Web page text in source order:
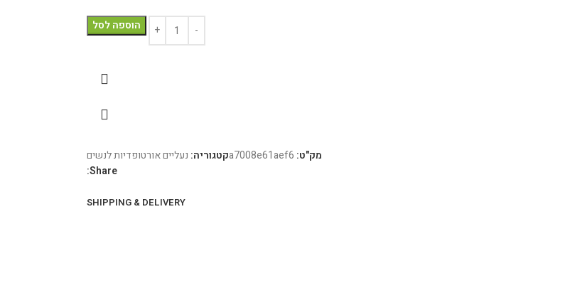
הוספה לסל
מק"ט: a7008e61aef6קטגוריה: נעליים אורטופדיות לנשים
Share:
SHIPPING & DELIVERY